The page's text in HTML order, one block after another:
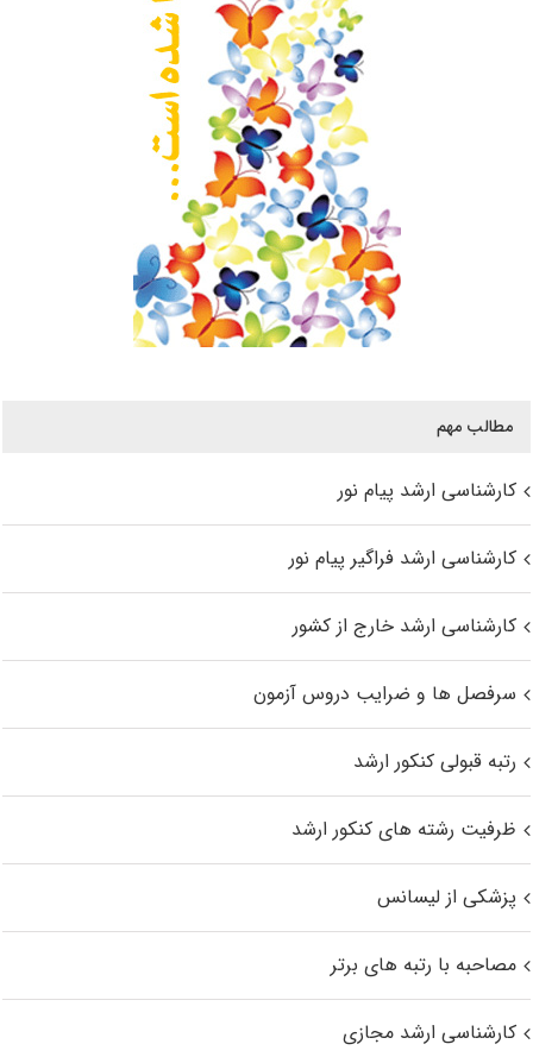
مطالب مهم
کارشناسی ارشد پیام نور
کارشناسی ارشد فراگیر پیام نور
کارشناسی ارشد خارج از کشور
سرفصل ها و ضرایب دروس آزمون
رتبه قبولی کنکور ارشد
ظرفیت رشته های کنکور ارشد
پزشکی از لیسانس
مصاحبه با رتبه های برتر
کارشناسی ارشد مجازی